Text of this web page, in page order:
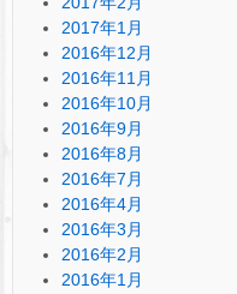
2017年1月
2016年12月
2016年11月
2016年10月
2016年9月
2016年8月
2016年7月
2016年4月
2016年3月
2016年2月
2016年1月